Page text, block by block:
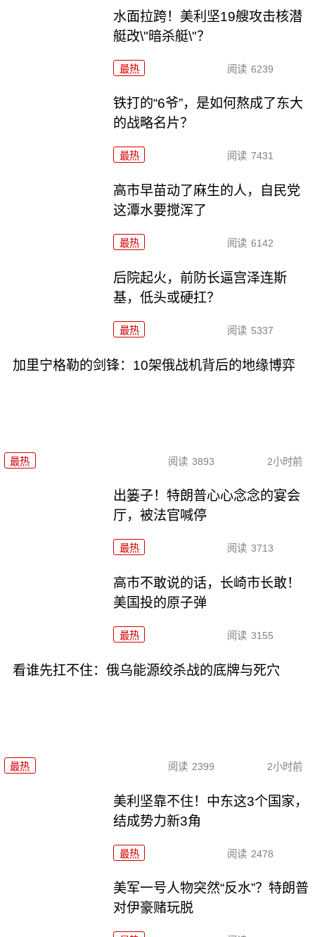
水面拉跨！美利坚19艘攻击核潜
艇改\"暗杀艇\"？
最热 阅读 6239
铁打的“6爷”，是如何熬成了东大
的战略名片？
最热 阅读 7431
高市早苗动了麻生的人，自民党
这潭水要搅浑了
最热 阅读 6142
后院起火，前防长逼宫泽连斯
基，低头或硬扛？
最热 阅读 5337
加里宁格勒的剑锋：10架俄战机背后的地缘博弈
最热 阅读 3893 2小时前
出篓子！特朗普心心念念的宴会
厅，被法官喊停
最热 阅读 3713
高市不敢说的话，长崎市长敢！
美国投的原子弹
最热 阅读 3155
看谁先扛不住：俄乌能源绞杀战的底牌与死穴
最热 阅读 2399 2小时前
美利坚靠不住！中东这3个国家，
结成势力新3角
最热 阅读 2478
美军一号人物突然“反水”？特朗普
对伊豪赌玩脱